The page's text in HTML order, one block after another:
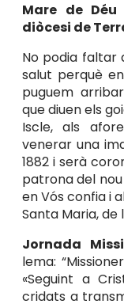
Mare de
diòcesi de
No podia faltar
salut perquè
puguem
que diuen els
Iscle, als
venerar una
1882 i serà
patrona del
en Vós confia i
Santa Maria, de
Jornada
lema:
«Seguint a
cridats a